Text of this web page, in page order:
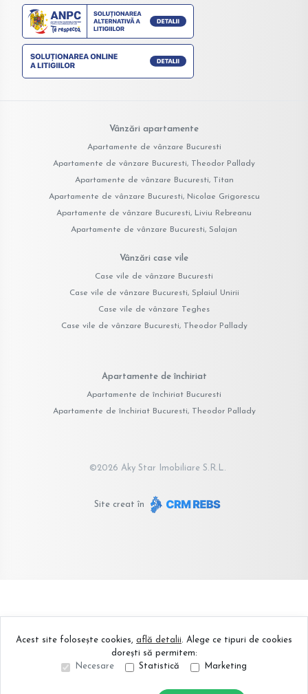
Vânzări apartamente
Apartamente de vânzare Bucuresti
Apartamente de vânzare Bucuresti, Theodor Pallady
Apartamente de vânzare Bucuresti, Titan
Apartamente de vânzare Bucuresti, Nicolae Grigorescu
Apartamente de vânzare Bucuresti, Liviu Rebreanu
Apartamente de vânzare Bucuresti, Salajan
Vânzări case vile
Case vile de vânzare Bucuresti
Case vile de vânzare Bucuresti, Splaiul Unirii
Case vile de vânzare Teghes
Case vile de vânzare Bucuresti, Theodor Pallady
Apartamente de închiriat
Apartamente de închiriat Bucuresti
Apartamente de închiriat Bucuresti, Theodor Pallady
©2026 Aky Star Imobiliare S.R.L.
Site creat în
Acest site folosește cookies, află detalii. Alege ce tipuri de cookies
dorești să permitem:
Necesare
Statistică Marketing